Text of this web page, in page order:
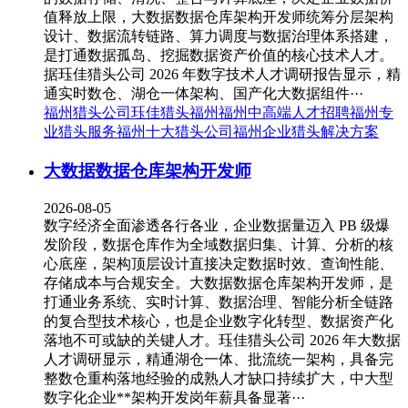
值释放上限，大数据数据仓库架构开发师统筹分层架构
设计、数据流转链路、算力调度与数据治理体系搭建，
是打通数据孤岛、挖掘数据资产价值的核心技术人才。
据珏佳猎头公司 2026 年数字技术人才调研报告显示，精
通实时数仓、湖仓一体架构、国产化大数据组件···
福州猎头公司 珏佳猎头福州福州中高端人才招聘福州专
业猎头服务福州十大猎头公司 福州企业猎头解决方案
大数据数据仓库架构开发师
2026-08-05
数字经济全面渗透各行各业，企业数据量迈入 PB 级爆
发阶段，数据仓库作为全域数据归集、计算、分析的核
心底座，架构顶层设计直接决定数据时效、查询性能、
存储成本与合规安全。大数据数据仓库架构开发师，是
打通业务系统、实时计算、数据治理、智能分析全链路
的复合型技术核心，也是企业数字化转型、数据资产化
落地不可或缺的关键人才。珏佳猎头公司 2026 年大数据
人才调研显示，精通湖仓一体、批流统一架构，具备完
整数仓重构落地经验的成熟人才缺口持续扩大，中大型
数字化企业**架构开发岗年薪具备显著···